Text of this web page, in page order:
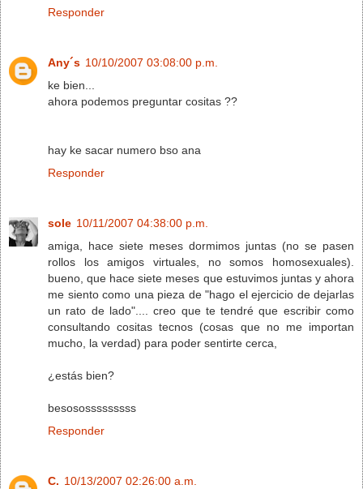
Responder
Any´s 10/10/2007 03:08:00 p.m.
ke bien...
ahora podemos preguntar cositas ??
hay ke sacar numero bso ana
Responder
sole 10/11/2007 04:38:00 p.m.
amiga, hace siete meses dormimos juntas (no se pasen
rollos los amigos virtuales, no somos homosexuales).
bueno, que hace siete meses que estuvimos juntas y ahora
me siento como una pieza de "hago el ejercicio de dejarlas
un rato de lado".... creo que te tendré que escribir como
consultando cositas tecnos (cosas que no me importan
mucho, la verdad) para poder sentirte cerca,
¿estás bien?
besososssssssss
Responder
C. 10/13/2007 02:26:00 a.m.